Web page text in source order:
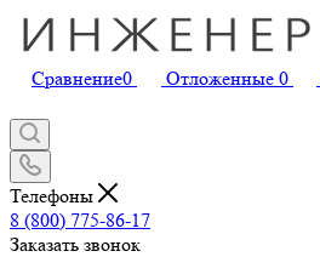
Сравнение0 Отложенные 0
Телефоны
8 (800) 775-86-17
Заказать звонок